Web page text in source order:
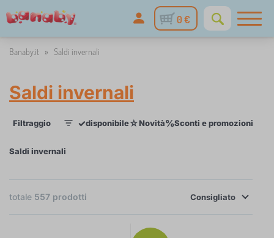
0 €
Banaby.it » Saldi invernali
Saldi invernali
Filtraggio ✓disponibile☆Novità%Sconti e promozioni
FILTRAGGIO ×
Saldi invernali
totale 557 prodotti
Consigliato